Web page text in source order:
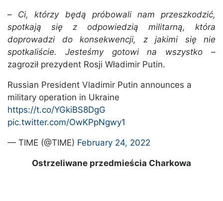
– Ci, którzy będą próbowali nam przeszkodzić,
spotkają się z odpowiedzią militarną, która
doprowadzi do konsekwencji, z jakimi się nie
spotkaliście. Jesteśmy gotowi na wszystko –
zagroził prezydent Rosji Władimir Putin.
Russian President Vladimir Putin announces a
military operation in Ukraine
https://t.co/YGkiBS8DgG
pic.twitter.com/OwKPpNgwy1
— TIME (@TIME) February 24, 2022
Ostrzeliwane przedmieścia Charkowa